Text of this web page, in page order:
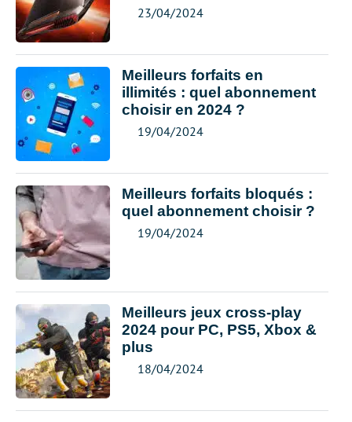
23/04/2024
Meilleurs forfaits en
illimités : quel abonnement
choisir en 2024 ?
19/04/2024
Meilleurs forfaits bloqués :
quel abonnement choisir ?
19/04/2024
Meilleurs jeux cross-play
2024 pour PC, PS5, Xbox &
plus
18/04/2024